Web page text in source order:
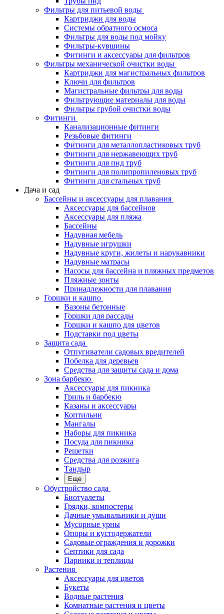
Фильтры для питьевой воды
Картриджи для воды
Системы обратного осмоса
Фильтры для воды под мойку
Фильтры-кувшины
Фитинги и аксессуары для фильтров
Фильтры механической очистки воды
Картриджи для магистральных фильтров
Ключи для фильтров
Магистральные фильтры для воды
Фильтрующие материалы для воды
Фильтры грубой очистки воды
Фитинги
Канализационные фитинги
Резьбовые фитинги
Фитинги для металлопластиковых труб
Фитинги для нержавеющих труб
Фитинги для пнд труб
Фитинги для полипропиленовых труб
Фитинги для стальных труб
Дача и сад
Бассейны и аксессуары для плавания
Аксессуары для бассейнов
Аксессуары для пляжа
Бассейны
Надувная мебель
Надувные игрушки
Надувные круги, жилеты и нарукавники
Надувные матрасы
Насосы для бассейна и пляжных предметов
Пляжные зонты
Принадлежности для плавания
Горшки и кашпо
Вазоны бетонные
Горшки для рассады
Горшки и кашпо для цветов
Подставки под цветы
Защита сада
Отпугиватели садовых вредителей
Побелка для деревьев
Средства для защиты сада и дома
Зона барбекю
Аксессуары для пикника
Гриль и барбекю
Казаны и аксессуары
Коптильни
Мангалы
Наборы для пикника
Посуда для пикника
Решетки
Средства для розжига
Тандыр
Еще
Обустройство сада
Биотуалеты
Грядки, компостеры
Дачные умывальники и души
Мусорные урны
Опоры и кустодержатели
Садовые ограждения и дорожки
Септики для сада
Парники и теплицы
Растения
Аксессуары для цветов
Букеты
Водные растения
Комнатные растения и цветы